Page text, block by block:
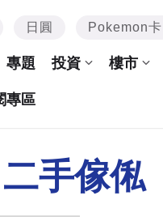
日圓 Pokemon卡
專題 投資 樓市
專區
二手傢俬